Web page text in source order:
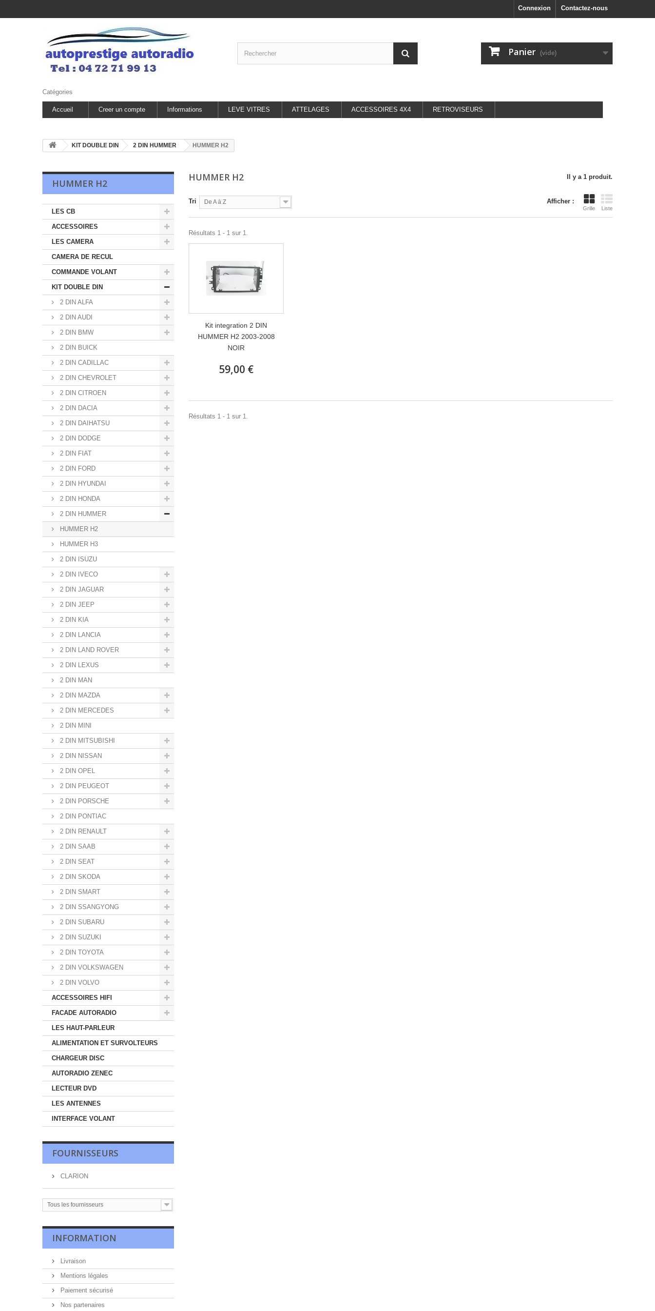
Contactez-nous
Connexion
Panier (vide)
Catégories
Accueil Creer un compte Informations LEVE VITRES ATTELAGES ACCESSOIRES 4X4 RETROVISEURS
KIT DOUBLE DIN 2 DIN HUMMER HUMMER H2
HUMMER H2
LES CB
ACCESSOIRES
LES CAMERA
CAMERA DE RECUL
COMMANDE VOLANT
KIT DOUBLE DIN
2 DIN ALFA
2 DIN AUDI
2 DIN BMW
2 DIN BUICK
2 DIN CADILLAC
2 DIN CHEVROLET
2 DIN CITROEN
2 DIN DACIA
2 DIN DAIHATSU
2 DIN DODGE
2 DIN FIAT
2 DIN FORD
2 DIN HYUNDAI
2 DIN HONDA
2 DIN HUMMER
HUMMER H2
HUMMER H3
2 DIN ISUZU
2 DIN IVECO
2 DIN JAGUAR
2 DIN JEEP
2 DIN KIA
2 DIN LANCIA
2 DIN LAND ROVER
2 DIN LEXUS
2 DIN MAN
2 DIN MAZDA
2 DIN MERCEDES
2 DIN MINI
2 DIN MITSUBISHI
2 DIN NISSAN
2 DIN OPEL
2 DIN PEUGEOT
2 DIN PORSCHE
2 DIN PONTIAC
2 DIN RENAULT
2 DIN SAAB
2 DIN SEAT
2 DIN SKODA
2 DIN SMART
2 DIN SSANGYONG
2 DIN SUBARU
2 DIN SUZUKI
2 DIN TOYOTA
2 DIN VOLKSWAGEN
2 DIN VOLVO
ACCESSOIRES HIFI
FACADE AUTORADIO
LES HAUT-PARLEUR
ALIMENTATION ET SURVOLTEURS
CHARGEUR DISC
AUTORADIO ZENEC
LECTEUR DVD
LES ANTENNES
INTERFACE VOLANT
FOURNISSEURS
CLARION
Tous les fournisseurs
INFORMATION
Livraison
Mentions légales
Paiement sécurisé
Nos partenaires
HUMMER H2 Il y a 1 produit.
Afficher :
Grille Liste
Tri De A à Z
Résultats 1 - 1 sur 1.
Kit integration 2 DIN
HUMMER H2 2003-2008
NOIR
59,00 €
Résultats 1 - 1 sur 1.